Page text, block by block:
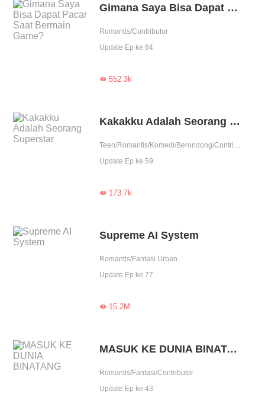
Gimana Saya Bisa Dapat Pacar Saat Bermain Game?
Romantis/Contributor
Update Ep ke 64
552.3k
Kakakku Adalah Seorang Superstar
Teen/Romantis/Komedi/Berondong/Contributor
Update Ep ke 59
173.7k
Supreme AI System
Romantis/Fantasi Urban
Update Ep ke 77
15.2M
MASUK KE DUNIA BINATANG
Romantis/Fantasi/Contributor
Update Ep ke 43